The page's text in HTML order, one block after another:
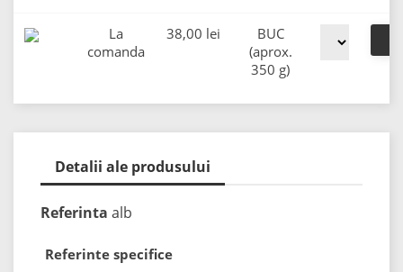
La
comanda
38,00 lei
BUC
(aprox.
350 g)
Detalii ale produsului
Referinta alb
Referinte specifice